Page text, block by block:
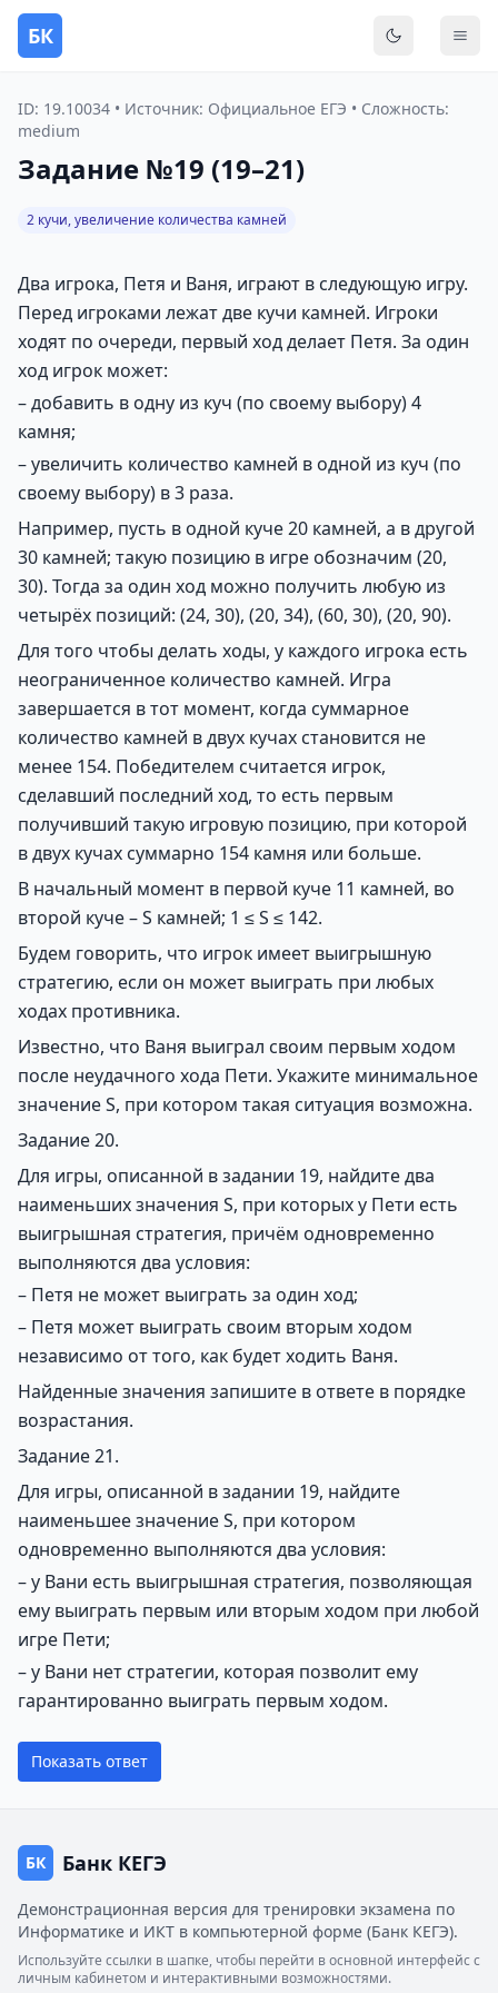
БК
ID: 19.10034 • Источник: Официальное ЕГЭ • Сложность:
medium
Задание №19 (19–21)
2 кучи, увеличение количества камней
Два игрока, Петя и Ваня, играют в следующую игру.
Перед игроками лежат две кучи камней. Игроки
ходят по очереди, первый ход делает Петя. За один
ход игрок может:
– добавить в одну из куч (по своему выбору) 4
камня;
– увеличить количество камней в одной из куч (по
своему выбору) в 3 раза.
Например, пусть в одной куче 20 камней, а в другой
30 камней; такую позицию в игре обозначим (20,
30). Тогда за один ход можно получить любую из
четырёх позиций: (24, 30), (20, 34), (60, 30), (20, 90).
Для того чтобы делать ходы, у каждого игрока есть
неограниченное количество камней. Игра
завершается в тот момент, когда суммарное
количество камней в двух кучах становится не
менее 154. Победителем считается игрок,
сделавший последний ход, то есть первым
получивший такую игровую позицию, при которой
в двух кучах суммарно 154 камня или больше.
В начальный момент в первой куче 11 камней, во
второй куче – S камней; 1 ≤ S ≤ 142.
Будем говорить, что игрок имеет выигрышную
стратегию, если он может выиграть при любых
ходах противника.
Известно, что Ваня выиграл своим первым ходом
после неудачного хода Пети. Укажите минимальное
значение S, при котором такая ситуация возможна.
Задание 20.
Для игры, описанной в задании 19, найдите два
наименьших значения S, при которых у Пети есть
выигрышная стратегия, причём одновременно
выполняются два условия:
– Петя не может выиграть за один ход;
– Петя может выиграть своим вторым ходом
независимо от того, как будет ходить Ваня.
Найденные значения запишите в ответе в порядке
возрастания.
Задание 21.
Для игры, описанной в задании 19, найдите
наименьшее значение S, при котором
одновременно выполняются два условия:
– у Вани есть выигрышная стратегия, позволяющая
ему выиграть первым или вторым ходом при любой
игре Пети;
– у Вани нет стратегии, которая позволит ему
гарантированно выиграть первым ходом.
Показать ответ
БК Банк КЕГЭ
Демонстрационная версия для тренировки экзамена по
Информатике и ИКТ в компьютерной форме (Банк КЕГЭ).
Используйте ссылки в шапке, чтобы перейти в основной интерфейс с
личным кабинетом и интерактивными возможностями.